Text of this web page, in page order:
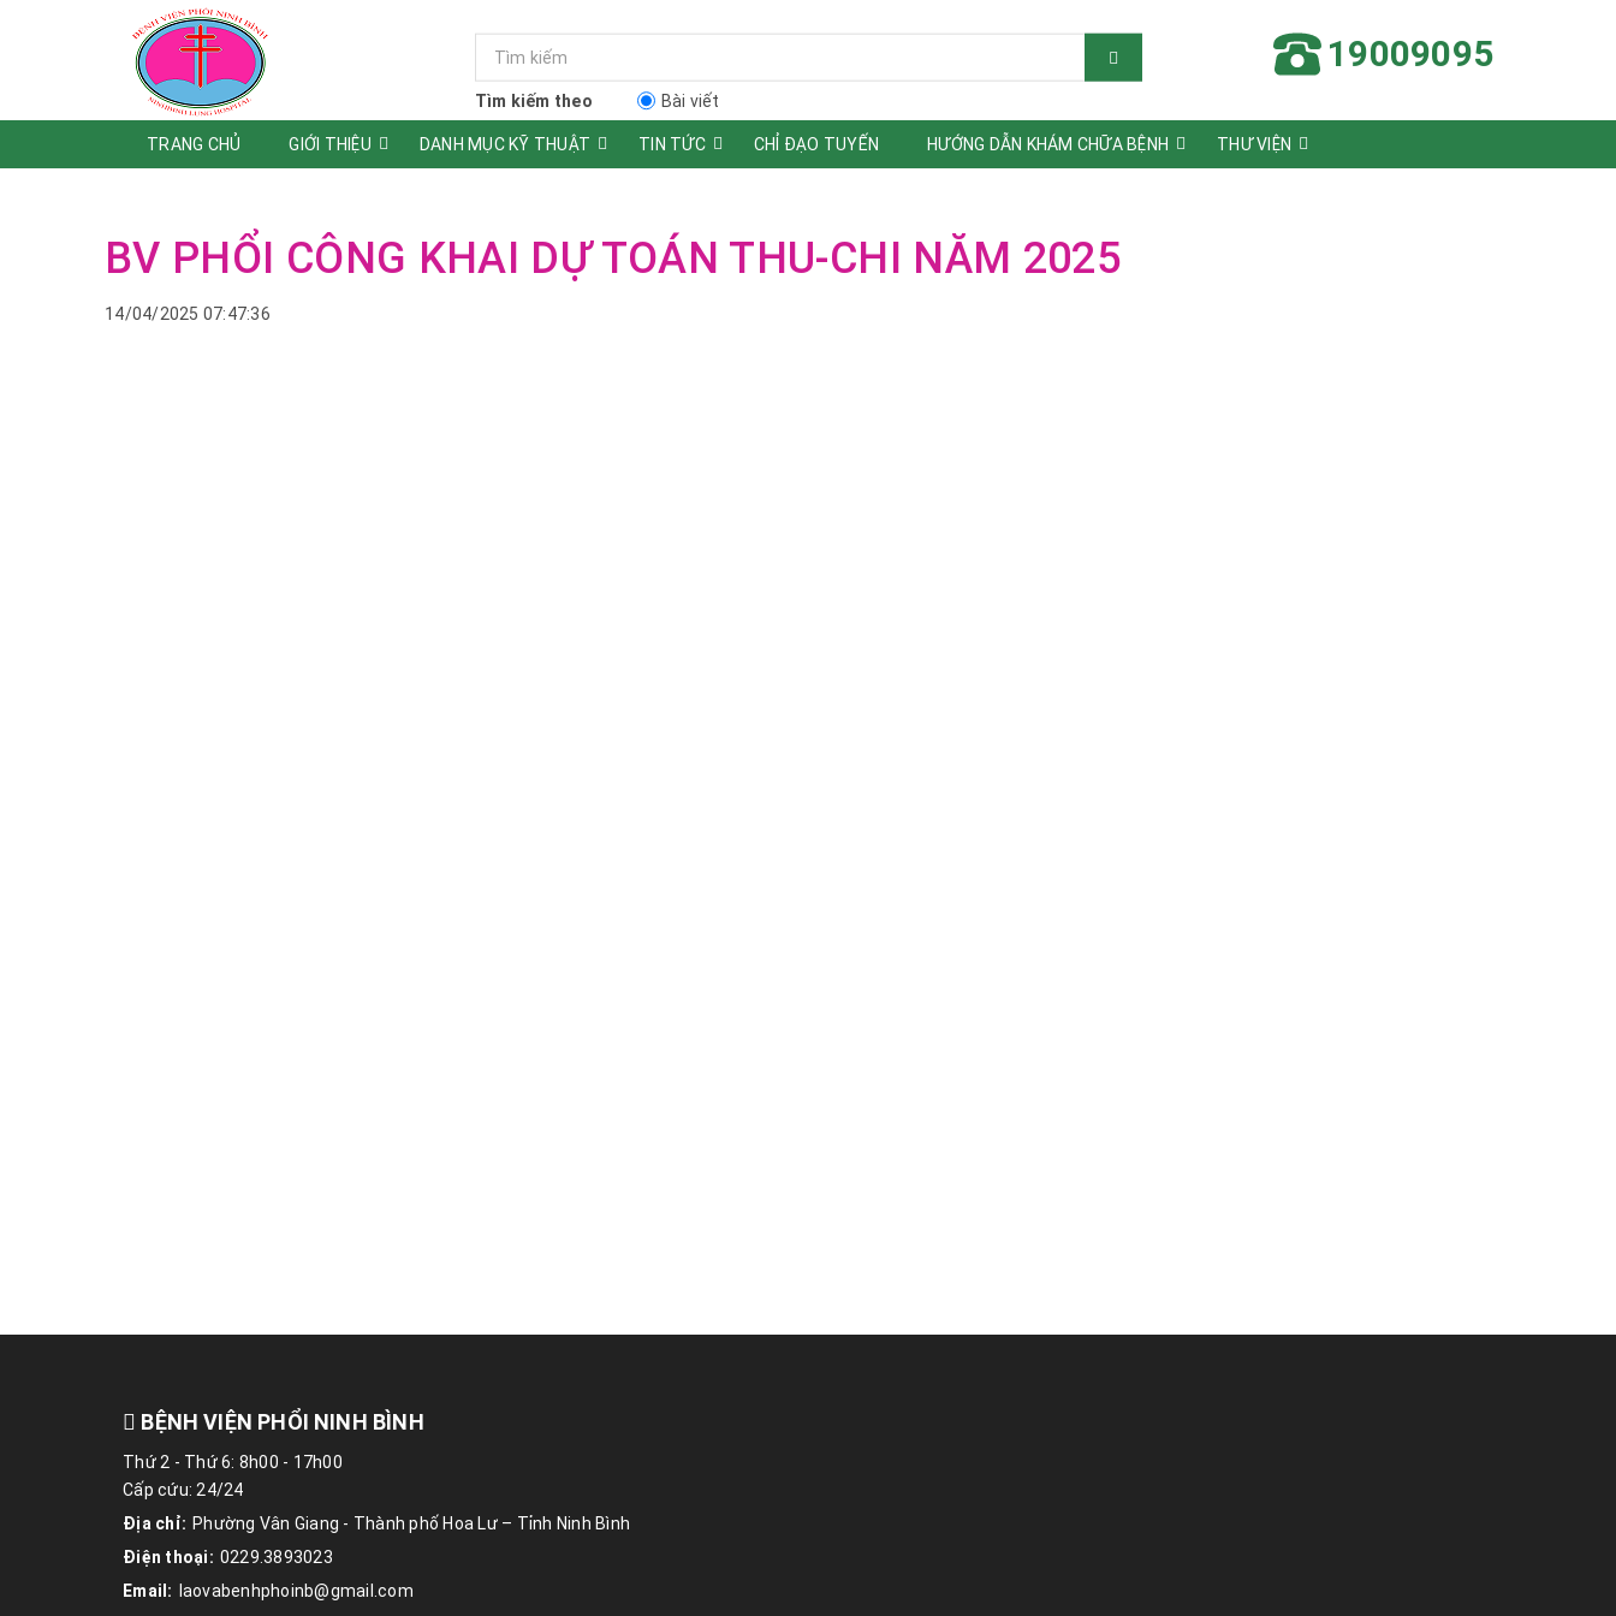
Tìm kiếm theo Bài viết
19009095
TRANG CHỦ GIỚI THIỆU DANH MỤC KỸ THUẬT TIN TỨC CHỈ ĐẠO TUYẾN HƯỚNG DẪN KHÁM CHỮA BỆNH THƯ VIỆN
BV PHỔI CÔNG KHAI DỰ TOÁN THU-CHI NĂM 2025
14/04/2025 07:47:36
BỆNH VIỆN PHỔI NINH BÌNH
Thứ 2 - Thứ 6: 8h00 - 17h00
Cấp cứu: 24/24
Địa chỉ: Phường Vân Giang - Thành phố Hoa Lư – Tỉnh Ninh Bình
Điện thoại: 0229.3893023
Email:
laovabenhphoinb@gmail.com